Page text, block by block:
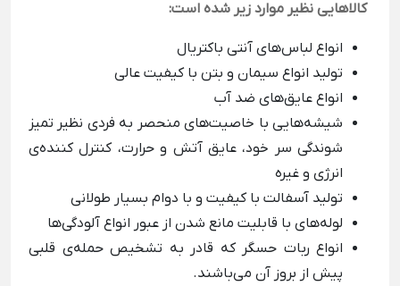
کالاهایی نظیر موارد زیر شده است:
انواع لباس‌های آنتی باکتریال
تولید انواع سیمان و بتن با کیفیت عالی
انواع عایق‌های ضد آب
شیشه‌هایی با خاصیت‌های منحصر به فردی نظیر تمیز
شوندگی سر خود، عایق آتش و حرارت، کنترل کننده‌ی
انرژی و غیره
تولید آسفالت‌ با کیفیت‌ و با دوام بسیار طولانی‌
لوله‌های با قابلیت مانع شدن از عبور انواع آلودگی‌ها
انواع ربات حسگر که قادر به تشخیص حمله‌ی قلبی
پیش از بروز آن می‌باشند.